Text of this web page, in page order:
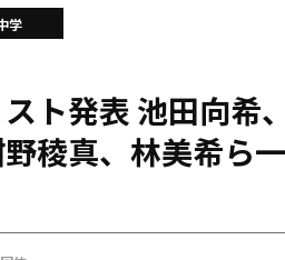
データ
名鑑
学連加盟大学
学
ト発表 池田向希
稜真、林美希ら